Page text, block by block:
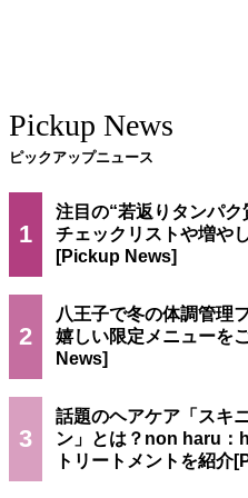
Pickup News
ピックアップニュース
1
注目の“若返りタンパク
チェックリストや増や
2
八王子で冬の体調管理
嬉しい限定メニューを
3
話題のヘアケア「スキ
ン」とは？non haru：
トリートメントを紹介